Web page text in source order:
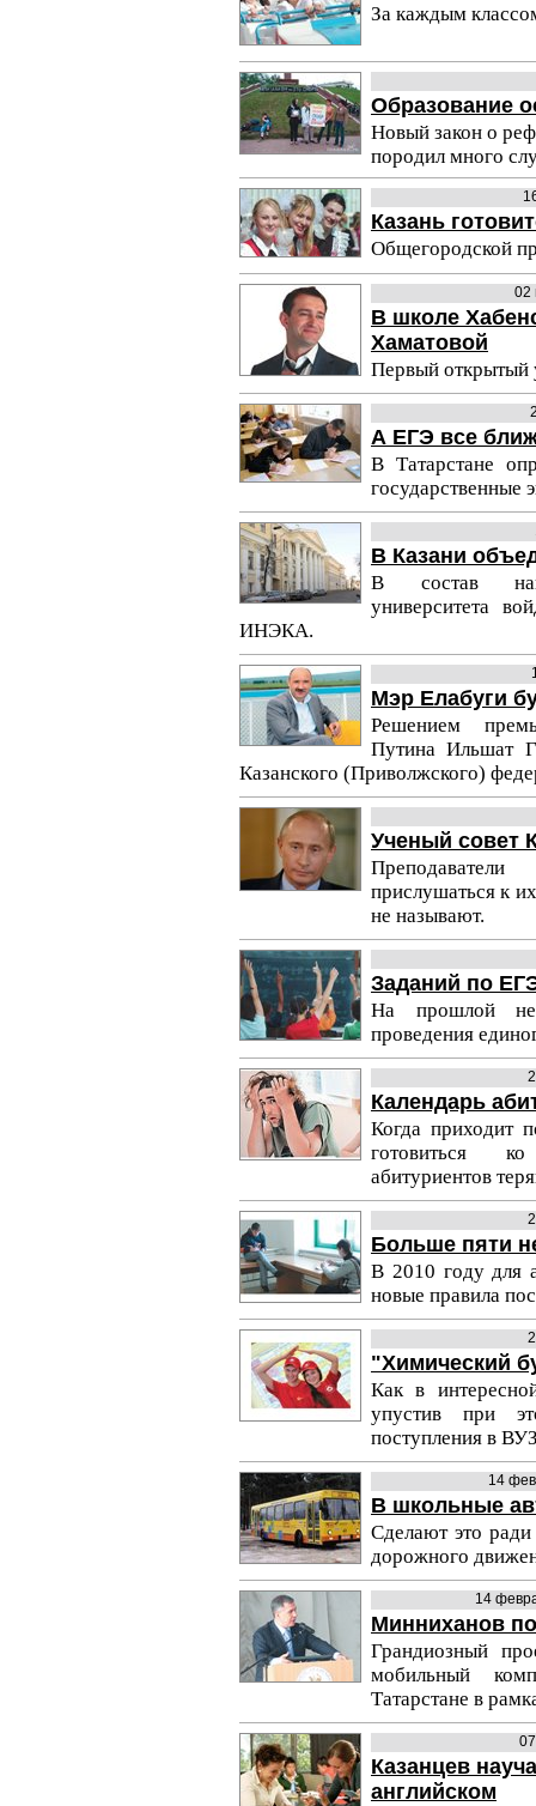
За каждым
Образование
Новый закон о
породил много
Казань
Общегородской
02
В школе
Хаматовой
Первый открытый
А ЕГЭ все
В Татарстане
государственные
В Казани
В состав
университета
ИНЭКА.
Мэр Елабуги
Решением
Путина Ильшат
Казанского (Приволжского)
Ученый совет
прислушаться к
не называют.
Заданий по
На прошлой
проведения
Календарь
Когда приходит
готовиться
абитуриентов
Больше пяти
В 2010 году для
новые правила
"Химический
Как в
упустив при
поступления в
14
В школьные
Сделают это ради
дорожного
14
Минниханов
Грандиозный
мобильный
Татарстане в
Казанцев
английском